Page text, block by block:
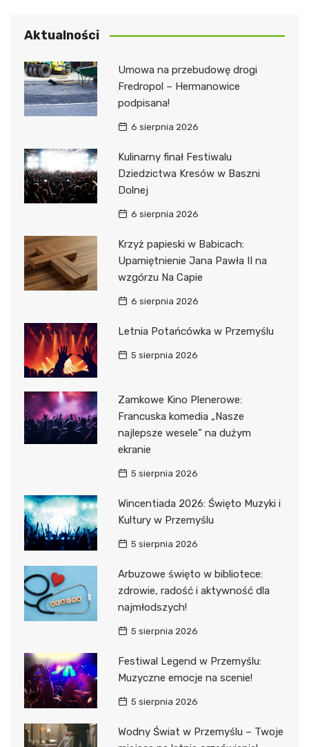
Aktualności
Umowa na przebudowę drogi
Fredropol – Hermanowice
podpisana!
6 sierpnia 2026
Kulinarny finał Festiwalu
Dziedzictwa Kresów w Baszni
Dolnej
6 sierpnia 2026
Krzyż papieski w Babicach:
Upamiętnienie Jana Pawła II na
wzgórzu Na Capie
6 sierpnia 2026
Letnia Potańcówka w Przemyślu
5 sierpnia 2026
Zamkowe Kino Plenerowe:
Francuska komedia „Nasze
najlepsze wesele” na dużym
ekranie
5 sierpnia 2026
Wincentiada 2026: Święto Muzyki i
Kultury w Przemyślu
5 sierpnia 2026
Arbuzowe święto w bibliotece:
zdrowie, radość i aktywność dla
najmłodszych!
5 sierpnia 2026
Festiwal Legend w Przemyślu:
Muzyczne emocje na scenie!
5 sierpnia 2026
Wodny Świat w Przemyślu – Twoje